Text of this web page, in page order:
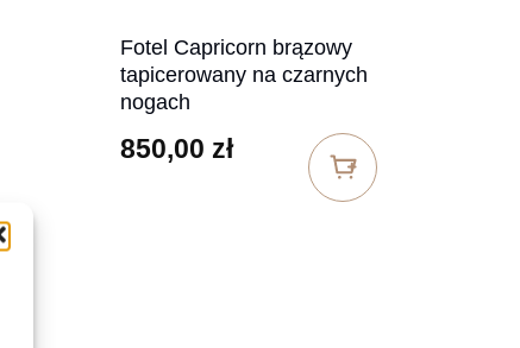
Fotel Capricorn brązowy
tapicerowany na czarnych
nogach
850,00 zł